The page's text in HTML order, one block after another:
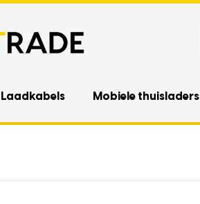
Laadkabels Mobiele thuisladers